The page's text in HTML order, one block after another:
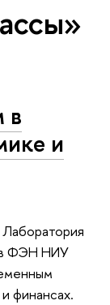
в
и
ФЭН НИУ
финансах.